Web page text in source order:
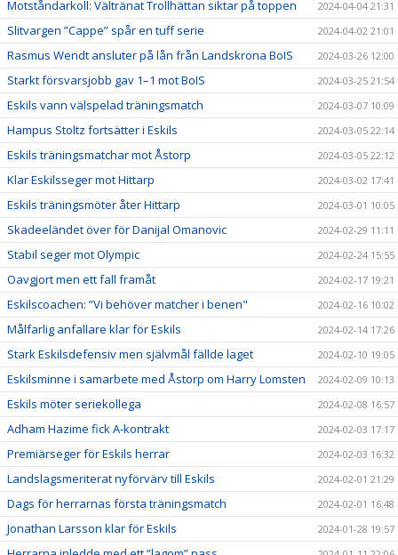
Motståndarkoll: Vältränat Trollhättan siktar på toppen 2024-04-04 21:31
Slitvargen ”Cappe” spår en tuff serie 2024-04-02 21:01
Rasmus Wendt ansluter på lån från Landskrona BoIS 2024-03-26 12:00
Starkt försvarsjobb gav 1–1 mot BoIS 2024-03-25 21:54
Eskils vann välspelad träningsmatch 2024-03-07 10:09
Hampus Stoltz fortsätter i Eskils 2024-03-05 22:14
Eskils träningsmatchar mot Åstorp 2024-03-05 22:12
Klar Eskilsseger mot Hittarp 2024-03-02 17:41
Eskils träningsmöter åter Hittarp 2024-03-01 10:05
Skadeeländet över för Danijal Omanovic 2024-02-29 11:11
Stabil seger mot Olympic 2024-02-24 15:55
Oavgjort men ett fall framåt 2024-02-17 19:21
Eskilscoachen: ”Vi behöver matcher i benen" 2024-02-16 10:02
Målfarlig anfallare klar för Eskils 2024-02-14 17:26
Stark Eskilsdefensiv men självmål fällde laget 2024-02-10 19:05
Eskilsminne i samarbete med Åstorp om Harry Lomsten 2024-02-09 10:13
Eskils möter seriekollega 2024-02-08 16:57
Adham Hazime fick A-kontrakt 2024-02-03 17:17
Premiärseger för Eskils herrar 2024-02-03 16:32
Landslagsmeriterat nyförvärv till Eskils 2024-02-01 21:29
Dags för herrarnas första träningsmatch 2024-02-01 16:48
Jonathan Larsson klar för Eskils 2024-01-28 19:57